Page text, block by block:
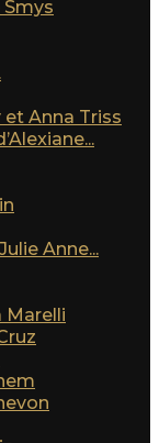
et Anna Triss
Anne...
Marelli